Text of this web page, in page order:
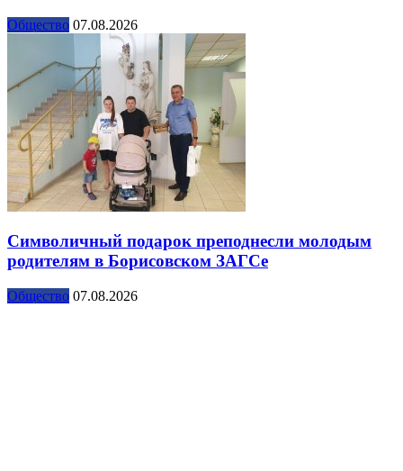
Общество 07.08.2026
Символичный подарок преподнесли молодым
родителям в Борисовском ЗАГСе
Общество 07.08.2026